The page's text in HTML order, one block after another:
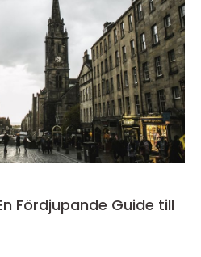
Fördjupande Guide till